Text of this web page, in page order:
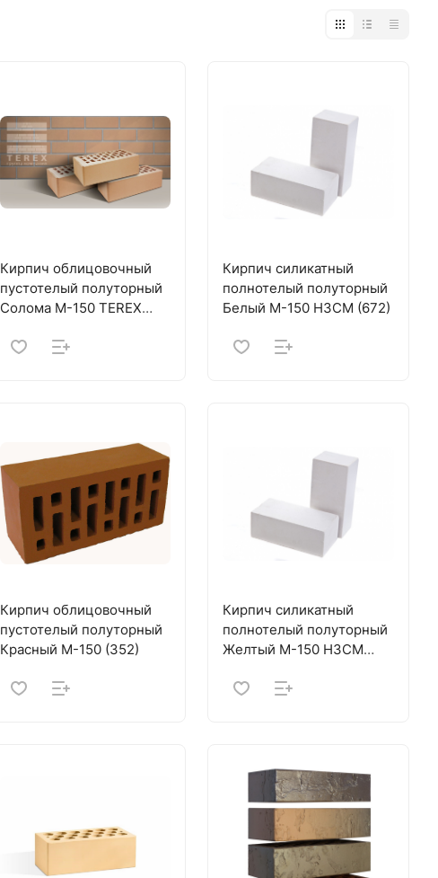
Кирпич облицовочный
пустотелый полуторный
Солома М-150 TEREX
Кирпич силикатный
полнотелый полуторный
Белый М-150 НЗСМ (672)
Кирпич облицовочный
пустотелый полуторный
Красный M-150 (352)
Кирпич силикатный
полнотелый полуторный
Желтый М-150 НЗСМ